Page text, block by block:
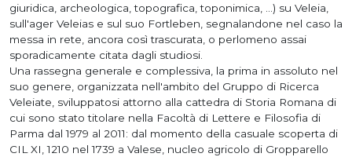
giuridica, archeologica, topografica, toponimica, ...) su Veleia,
sull'ager Veleias e sul suo Fortleben, segnalandone nel caso la
messa in rete, ancora così trascurata, o perlomeno assai
sporadicamente citata dagli studiosi.
Una rassegna generale e complessiva, la prima in assoluto nel
suo genere, organizzata nell'ambito del Gruppo di Ricerca
Veleiate, sviluppatosi attorno alla cattedra di Storia Romana di
cui sono stato titolare nella Facoltà di Lettere e Filosofia di
Parma dal 1979 al 2011: dal momento della casuale scoperta di
CIL XI, 1210 nel 1739 a Valese, nucleo agricolo di Gropparello